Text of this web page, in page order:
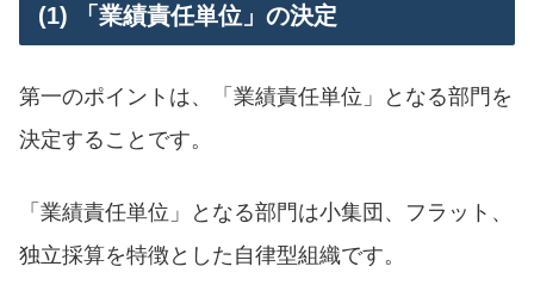
(1) 「業績責任単位」の決定
第一のポイントは、「業績責任単位」となる部門を
決定することです。
「業績責任単位」となる部門は小集団、フラット、
独立採算を特徴とした自律型組織です。